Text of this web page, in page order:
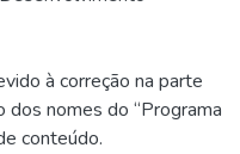
à correção na parte
dos nomes do “Programa
conteúdo.